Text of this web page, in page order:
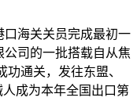
海关关员完成最初一
司的一批搭载自从焦
功通关，发往东盟、
成为本年全国出口第